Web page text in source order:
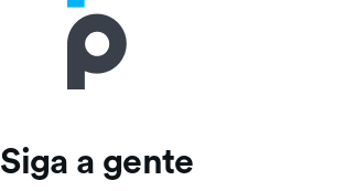
Siga a gente